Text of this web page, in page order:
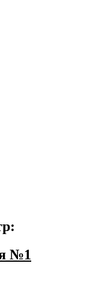
№1